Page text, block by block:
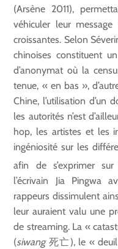
(Arsène 2011),
véhiculer leur
croissantes. Selon
chinoises constituent
d’anonymat où la
tenue, « en bas »,
Chine, l’utilisation d’un
les autorités n’est
hop, les artistes et les
ingéniosité sur les
afin de s’exprimer
l’écrivain Jia Pingwa
rappeurs dissimulent
leur auraient valu une
de streaming. La «
(siwang死亡), le «